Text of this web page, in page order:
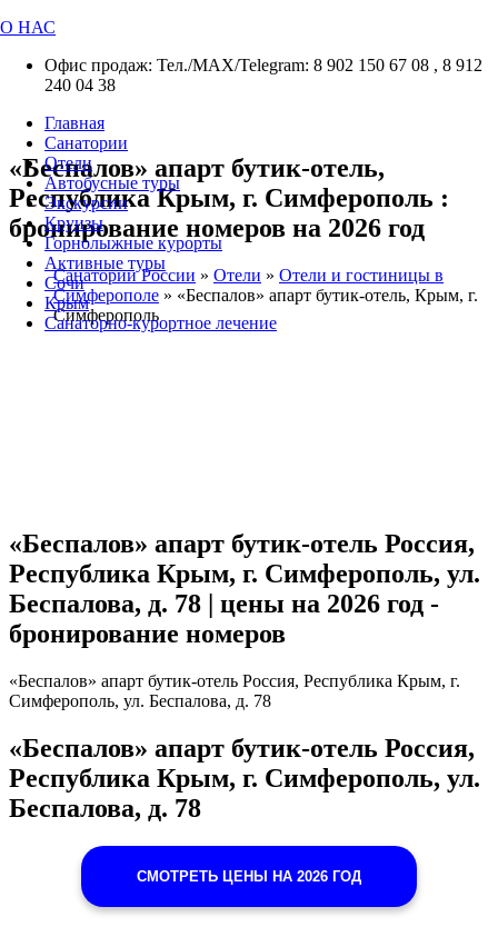
О НАС
Офис продаж: Тел./МАХ/Telegram: 8 902 150 67 08 , 8 912
240 04 38
Главная
Санатории
Отели
Автобусные туры
Экскурсии
Круизы
Горнолыжные курорты
Активные туры
Сочи
Крым
Санаторно-курортное лечение
«Беспалов» апарт бутик-отель,
Республика Крым, г. Симферополь :
бронирование номеров на 2026 год
Санатории России » Отели » Отели и гостиницы в
Симферополе » «Беспалов» апарт бутик-отель, Крым, г.
Симферополь
«Беспалов» апарт бутик-отель Россия,
Республика Крым, г. Симферополь, ул.
Беспалова, д. 78 | цены на 2026 год -
бронирование номеров
«Беспалов» апарт бутик-отель Россия, Республика Крым, г.
Симферополь, ул. Беспалова, д. 78
«Беспалов» апарт бутик-отель Россия,
Республика Крым, г. Симферополь, ул.
Беспалова, д. 78
СМОТРЕТЬ ЦЕНЫ НА 2026 ГОД